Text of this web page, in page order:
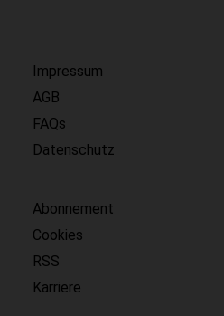
Impressum
AGB
FAQs
Datenschutz
Abonnement
Cookies
RSS
Karriere